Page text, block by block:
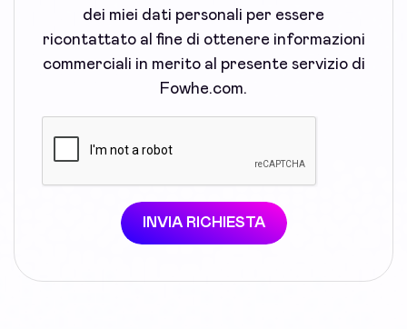
dei miei dati personali per essere
ricontattato al fine di ottenere informazioni
commerciali in merito al presente servizio di
Fowhe.com.
INVIA RICHIESTA